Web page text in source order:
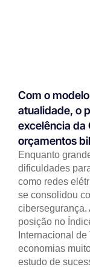
Com o
atualidade, o
excelência da
orçamentos
Enquanto
dificuldades
como redes
se consolidou
cibersegurança.
posição no
Internacional
economias
estudo de